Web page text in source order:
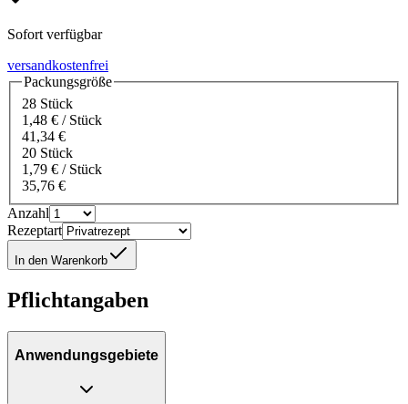
Sofort verfügbar
versandkostenfrei
Packungsgröße
28 Stück
1,48 € / Stück
41,34 €
20 Stück
1,79 € / Stück
35,76 €
Anzahl
Rezeptart
In den Warenkorb
Pflichtangaben
Anwendungsgebiete